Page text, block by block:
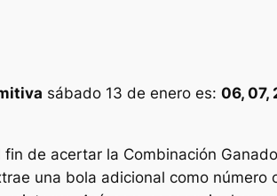
sábado 13 de enero es: 06, 07,
de acertar la Combinación
una bola adicional como número